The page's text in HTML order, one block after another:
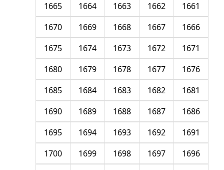
1661
1662
1663
1664
1665
1666
1667
1668
1669
1670
1671
1672
1673
1674
1675
1676
1677
1678
1679
1680
1681
1682
1683
1684
1685
1686
1687
1688
1689
1690
1691
1692
1693
1694
1695
1696
1697
1698
1699
1700